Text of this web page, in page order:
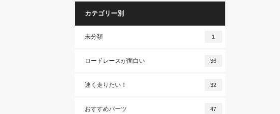
カテゴリー別
未分類 1
ロードレースが面白い 36
速く走りたい！ 32
おすすめパーツ 47